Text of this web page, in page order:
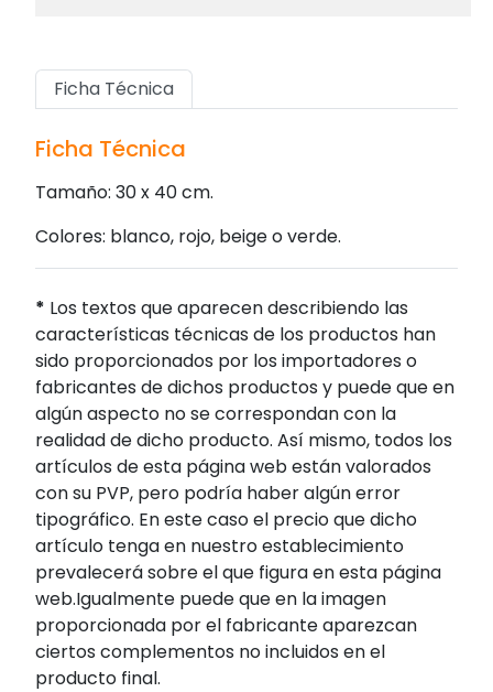
Ficha Técnica
Ficha Técnica
Tamaño: 30 x 40 cm.
Colores: blanco, rojo, beige o verde.
* Los textos que aparecen describiendo las
características técnicas de los productos han
sido proporcionados por los importadores o
fabricantes de dichos productos y puede que en
algún aspecto no se correspondan con la
realidad de dicho producto. Así mismo, todos los
artículos de esta página web están valorados
con su PVP, pero podría haber algún error
tipográfico. En este caso el precio que dicho
artículo tenga en nuestro establecimiento
prevalecerá sobre el que figura en esta página
web.Igualmente puede que en la imagen
proporcionada por el fabricante aparezcan
ciertos complementos no incluidos en el
producto final.